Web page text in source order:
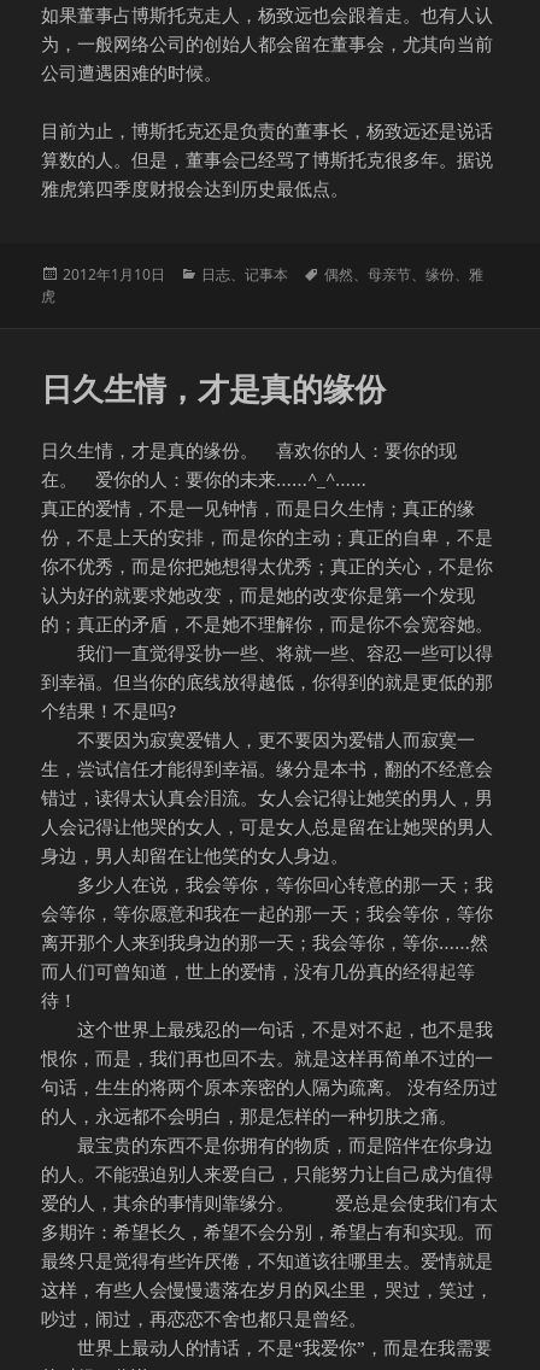
如果董事占博斯托克走人，杨致远也会跟着走。也有人认
为，一般网络公司的创始人都会留在董事会，尤其向当前
公司遭遇困难的时候。
目前为止，博斯托克还是负责的董事长，杨致远还是说话
算数的人。但是，董事会已经骂了博斯托克很多年。据说
雅虎第四季度财报会达到历史最低点。
发
2012年1月10日
分
日志、记事本
标
偶然、母亲节、缘份、雅
虎
日久生情，才是真的缘份
日久生情，才是真的缘份。 喜欢你的人：要你的现
在。 爱你的人：要你的未来……^_^……
真正的爱情，不是一见钟情，而是日久生情；真正的缘
份，不是上天的安排，而是你的主动；真正的自卑，不是
你不优秀，而是你把她想得太优秀；真正的关心，不是你
认为好的就要求她改变，而是她的改变你是第一个发现
的；真正的矛盾，不是她不理解你，而是你不会宽容她。
我们一直觉得妥协一些、将就一些、容忍一些可以得
到幸福。但当你的底线放得越低，你得到的就是更低的那
个结果！不是吗?
不要因为寂寞爱错人，更不要因为爱错人而寂寞一
生，尝试信任才能得到幸福。缘分是本书，翻的不经意会
错过，读得太认真会泪流。女人会记得让她笑的男人，男
人会记得让他哭的女人，可是女人总是留在让她哭的男人
身边，男人却留在让他笑的女人身边。
多少人在说，我会等你，等你回心转意的那一天；我
会等你，等你愿意和我在一起的那一天；我会等你，等你
离开那个人来到我身边的那一天；我会等你，等你……然
而人们可曾知道，世上的爱情，没有几份真的经得起等
待！
这个世界上最残忍的一句话，不是对不起，也不是我
恨你，而是，我们再也回不去。就是这样再简单不过的一
句话，生生的将两个原本亲密的人隔为疏离。 没有经历过
的人，永远都不会明白，那是怎样的一种切肤之痛。
最宝贵的东西不是你拥有的物质，而是陪伴在你身边
的人。不能强迫别人来爱自己，只能努力让自己成为值得
爱的人，其余的事情则靠缘分。 爱总是会使我们有太
多期许：希望长久，希望不会分别，希望占有和实现。而
最终只是觉得有些许厌倦，不知道该往哪里去。爱情就是
这样，有些人会慢慢遗落在岁月的风尘里，哭过，笑过，
吵过，闹过，再恋恋不舍也都只是曾经。
世界上最动人的情话，不是“我爱你”，而是在我需要